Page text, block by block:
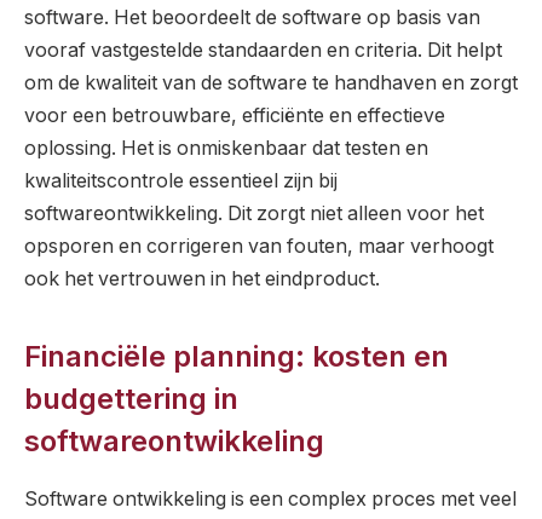
software. Het beoordeelt de software op basis van
vooraf vastgestelde standaarden en criteria. Dit helpt
om de kwaliteit van de software te handhaven en zorgt
voor een betrouwbare, efficiënte en effectieve
oplossing. Het is onmiskenbaar dat testen en
kwaliteitscontrole essentieel zijn bij
softwareontwikkeling. Dit zorgt niet alleen voor het
opsporen en corrigeren van fouten, maar verhoogt
ook het vertrouwen in het eindproduct.
Financiële planning: kosten en
budgettering in
softwareontwikkeling
Software ontwikkeling is een complex proces met veel